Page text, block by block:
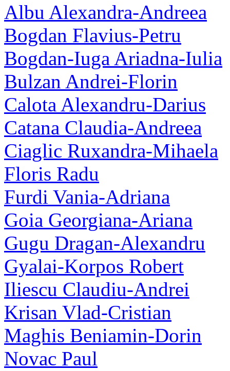
Albu Alexandra-Andreea
Bogdan Flavius-Petru
Bogdan-Iuga Ariadna-Iulia
Bulzan Andrei-Florin
Calota Alexandru-Darius
Catana Claudia-Andreea
Ciaglic Ruxandra-Mihaela
Floris Radu
Furdi Vania-Adriana
Goia Georgiana-Ariana
Gugu Dragan-Alexandru
Gyalai-Korpos Robert
Iliescu Claudiu-Andrei
Krisan Vlad-Cristian
Maghis Beniamin-Dorin
Novac Paul